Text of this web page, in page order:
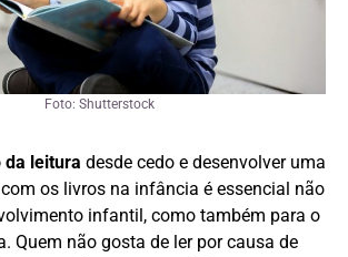
Foto: Shutterstock
da leitura desde cedo e desenvolver uma
os livros na infância é essencial não
infantil, como também para o
Quem não gosta de ler por causa de